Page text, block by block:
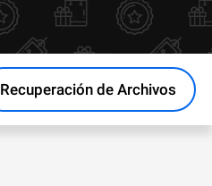
Recuperación de Archivos